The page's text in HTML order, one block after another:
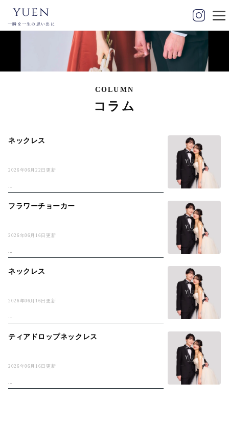
yuen
一瞬を一生の思い出に
COLUMN
コラム
2026年06月22日更新
ネックレス
...
2026年06月16日更新
フラワーチョーカー
...
2026年06月16日更新
ネックレス
...
2026年06月16日更新
ティアドロップネックレス
...